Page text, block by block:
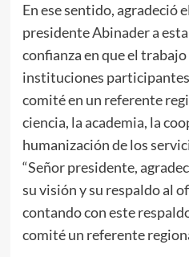
En ese sentido, agradeció
presidente Abinader a
confianza en que el
instituciones
comité en un referente
ciencia, la academia, la
humanización de los
“Señor presidente,
su visión y su respaldo al
contando con este
comité un referente